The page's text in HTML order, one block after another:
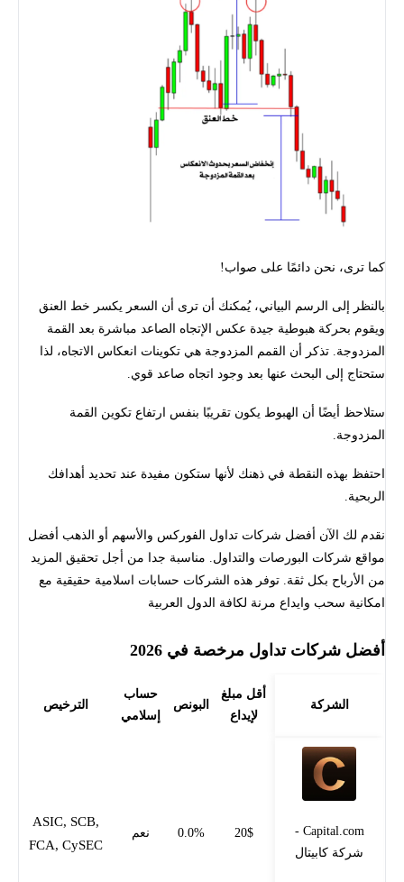
كما ترى، نحن دائمًا على صواب!
بالنظر إلى الرسم البياني، يُمكنك أن ترى أن السعر يكسر خط العنق
ويقوم بحركة هبوطية جيدة عكس الإتجاه الصاعد مباشرة بعد القمة
المزدوجة. تذكر أن القمم المزدوجة هي تكوينات انعكاس الاتجاه، لذا
ستحتاج إلى البحث عنها بعد وجود اتجاه صاعد قوي.
ستلاحظ أيضًا أن الهبوط يكون تقريبًا بنفس ارتفاع تكوين القمة
المزدوجة.
احتفظ بهذه النقطة في ذهنك لأنها ستكون مفيدة عند تحديد أهدافك
الربحية.
نقدم لك الآن أفضل شركات تداول الفوركس والأسهم أو الذهب أفضل
مواقع شركات البورصات والتداول. مناسبة جدا من أجل تحقيق المزيد
من الأرباح بكل ثقة. توفر هذه الشركات حسابات اسلامية حقيقية مع
امكانية سحب وايداع مرنة لكافة الدول العربية
أفضل شركات تداول مرخصة في 2026
الشركة
أقل مبلغ
لإيداع
البونص
حساب
إسلامي
الترخيص
Capital.com -
شركة كابيتال
20$
0.0% نعم
ASIC, SCB,
FCA, CySEC